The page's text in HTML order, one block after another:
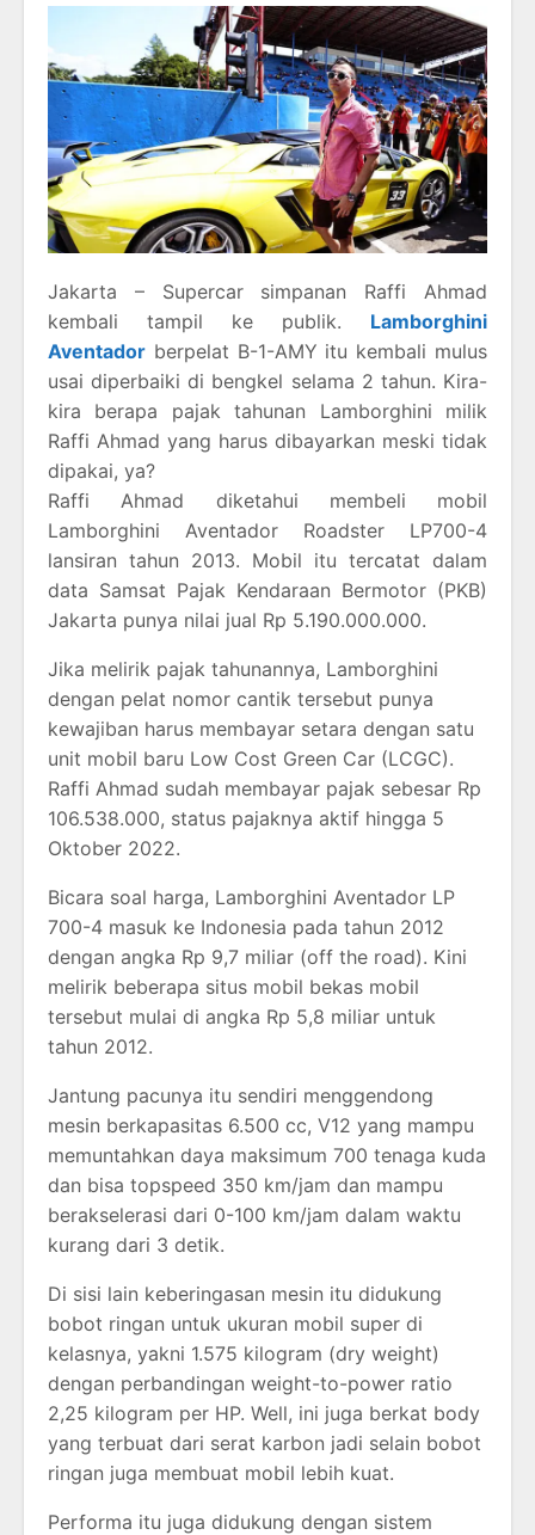
Jakarta – Supercar simpanan Raffi Ahmad
kembali tampil ke publik. Lamborghini
Aventador berpelat B-1-AMY itu kembali mulus
usai diperbaiki di bengkel selama 2 tahun. Kira-
kira berapa pajak tahunan Lamborghini milik
Raffi Ahmad yang harus dibayarkan meski tidak
dipakai, ya?
Raffi Ahmad diketahui membeli mobil
Lamborghini Aventador Roadster LP700-4
lansiran tahun 2013. Mobil itu tercatat dalam
data Samsat Pajak Kendaraan Bermotor (PKB)
Jakarta punya nilai jual Rp 5.190.000.000.
Jika melirik pajak tahunannya, Lamborghini
dengan pelat nomor cantik tersebut punya
kewajiban harus membayar setara dengan satu
unit mobil baru Low Cost Green Car (LCGC).
Raffi Ahmad sudah membayar pajak sebesar Rp
106.538.000, status pajaknya aktif hingga 5
Oktober 2022.
Bicara soal harga, Lamborghini Aventador LP
700-4 masuk ke Indonesia pada tahun 2012
dengan angka Rp 9,7 miliar (off the road). Kini
melirik beberapa situs mobil bekas mobil
tersebut mulai di angka Rp 5,8 miliar untuk
tahun 2012.
Jantung pacunya itu sendiri menggendong
mesin berkapasitas 6.500 cc, V12 yang mampu
memuntahkan daya maksimum 700 tenaga kuda
dan bisa topspeed 350 km/jam dan mampu
berakselerasi dari 0-100 km/jam dalam waktu
kurang dari 3 detik.
Di sisi lain keberingasan mesin itu didukung
bobot ringan untuk ukuran mobil super di
kelasnya, yakni 1.575 kilogram (dry weight)
dengan perbandingan weight-to-power ratio
2,25 kilogram per HP. Well, ini juga berkat body
yang terbuat dari serat karbon jadi selain bobot
ringan juga membuat mobil lebih kuat.
Performa itu juga didukung dengan sistem